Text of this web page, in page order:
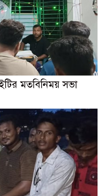
মতবিনিময় সভা